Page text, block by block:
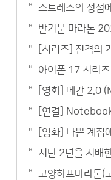
스트레스의 정점
반기문 마라톤
[시리즈] 진격의
아이폰 17 시리
[영화] 메간 2.0
[연결]
[영화] 나쁜 계집
지난 2년을 지배
고양하프마라톤(